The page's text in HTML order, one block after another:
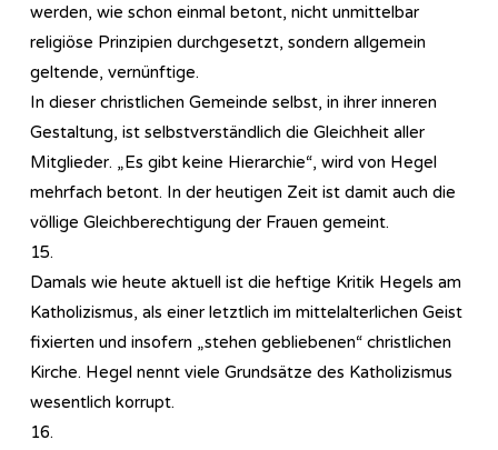
werden, wie schon einmal betont, nicht unmittelbar
religiöse Prinzipien durchgesetzt, sondern allgemein
geltende, vernünftige.
In dieser christlichen Gemeinde selbst, in ihrer inneren
Gestaltung, ist selbstverständlich die Gleichheit aller
Mitglieder. „Es gibt keine Hierarchie“, wird von Hegel
mehrfach betont. In der heutigen Zeit ist damit auch die
völlige Gleichberechtigung der Frauen gemeint.
15.
Damals wie heute aktuell ist die heftige Kritik Hegels am
Katholizismus, als einer letztlich im mittelalterlichen Geist
fixierten und insofern „stehen gebliebenen“ christlichen
Kirche. Hegel nennt viele Grundsätze des Katholizismus
wesentlich korrupt.
16.